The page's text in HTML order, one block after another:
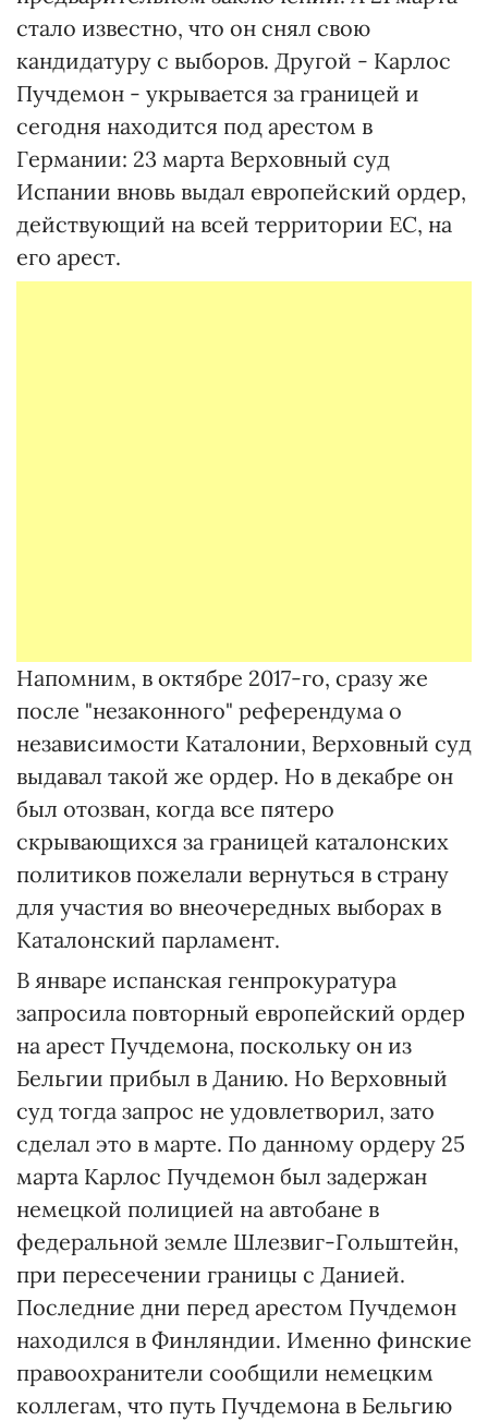
стало известно, что он снял свою
кандидатуру с выборов. Другой - Карлос
Пучдемон - укрывается за границей и
сегодня находится под арестом в
Германии: 23 марта Верховный суд
Испании вновь выдал европейский ордер,
действующий на всей территории ЕС, на
его арест.
Напомним, в октябре 2017-го, сразу же
после "незаконного" референдума о
независимости Каталонии, Верховный суд
выдавал такой же ордер. Но в декабре он
был отозван, когда все пятеро
скрывающихся за границей каталонских
политиков пожелали вернуться в страну
для участия во внеочередных выборах в
Каталонский парламент.
В январе испанская генпрокуратура
запросила повторный европейский ордер
на арест Пучдемона, поскольку он из
Бельгии прибыл в Данию. Но Верховный
суд тогда запрос не удовлетворил, зато
сделал это в марте. По данному ордеру 25
марта Карлос Пучдемон был задержан
немецкой полицией на автобане в
федеральной земле Шлезвиг-Гольштейн,
при пересечении границы с Данией.
Последние дни перед арестом Пучдемон
находился в Финляндии. Именно финские
правоохранители сообщили немецким
коллегам, что путь Пучдемона в Бельгию